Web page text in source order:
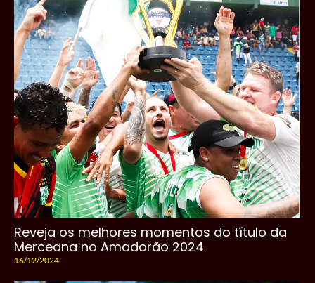
Reveja os melhores momentos do título da
Merceana no Amadorão 2024
16/12/2024